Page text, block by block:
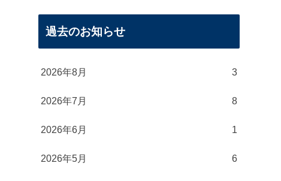
過去のお知らせ
2026年8月 3
2026年7月 8
2026年6月 1
2026年5月 6